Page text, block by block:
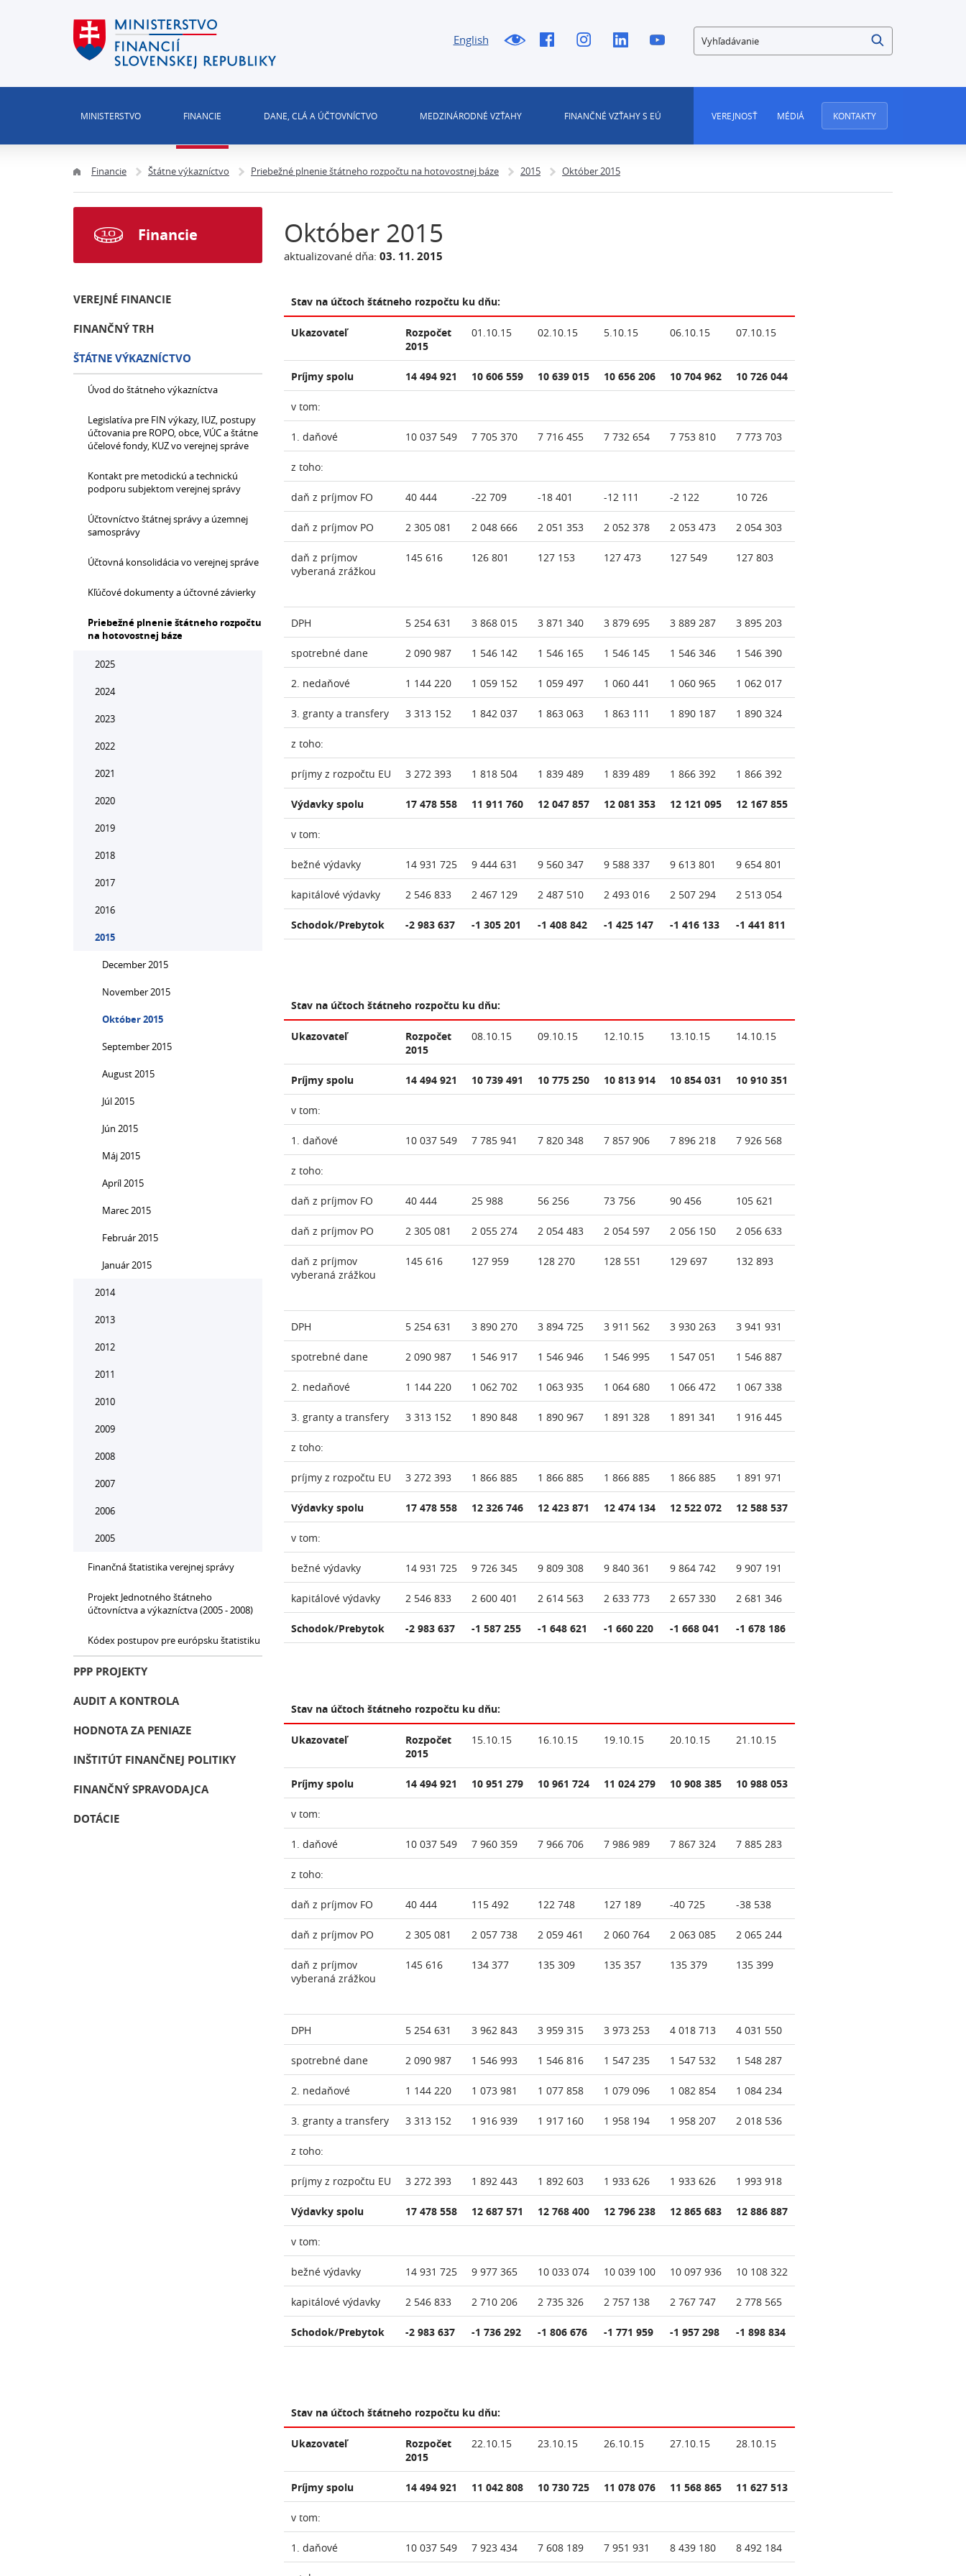
English Vyhľadávanie
MINISTERSTVO FINANCIE DANE, CLÁ A ÚČTOVNÍCTVO MEDZINÁRODNÉ VZŤAHY FINANČNÉ VZŤAHY S EÚ VEREJNOSŤ MÉDIÁ KONTAKTY
Financie Štátne výkazníctvo Priebežné plnenie štátneho rozpočtu na hotovostnej báze 2015 Október 2015
Október 2015
aktualizované dňa: 03. 11. 2015
Stav na účtoch štátneho rozpočtu ku dňu:
Ukazovateľ
Rozpočet
2015
01.10.15 02.10.15 5.10.15 06.10.15 07.10.15
Príjmy spolu 14 494 921 10 606 559 10 639 015 10 656 206 10 704 962 10 726 044
v tom:
1. daňové 10 037 549 7 705 370 7 716 455 7 732 654 7 753 810 7 773 703
z toho:
daň z príjmov FO 40 444 -22 709 -18 401 -12 111 -2 122 10 726
daň z príjmov PO 2 305 081 2 048 666 2 051 353 2 052 378 2 053 473 2 054 303
daň z príjmov
vyberaná zrážkou
145 616 126 801 127 153 127 473 127 549 127 803
DPH 5 254 631 3 868 015 3 871 340 3 879 695 3 889 287 3 895 203
spotrebné dane 2 090 987 1 546 142 1 546 165 1 546 145 1 546 346 1 546 390
2. nedaňové 1 144 220 1 059 152 1 059 497 1 060 441 1 060 965 1 062 017
3. granty a transfery 3 313 152 1 842 037 1 863 063 1 863 111 1 890 187 1 890 324
z toho:
príjmy z rozpočtu EU 3 272 393 1 818 504 1 839 489 1 839 489 1 866 392 1 866 392
Výdavky spolu 17 478 558 11 911 760 12 047 857 12 081 353 12 121 095 12 167 855
v tom:
bežné výdavky 14 931 725 9 444 631 9 560 347 9 588 337 9 613 801 9 654 801
kapitálové výdavky 2 546 833 2 467 129 2 487 510 2 493 016 2 507 294 2 513 054
Schodok/Prebytok -2 983 637 -1 305 201 -1 408 842 -1 425 147 -1 416 133 -1 441 811
Stav na účtoch štátneho rozpočtu ku dňu:
Ukazovateľ
Rozpočet
2015
08.10.15 09.10.15 12.10.15 13.10.15 14.10.15
Príjmy spolu 14 494 921 10 739 491 10 775 250 10 813 914 10 854 031 10 910 351
v tom:
1. daňové 10 037 549 7 785 941 7 820 348 7 857 906 7 896 218 7 926 568
z toho:
daň z príjmov FO 40 444 25 988 56 256 73 756 90 456 105 621
daň z príjmov PO 2 305 081 2 055 274 2 054 483 2 054 597 2 056 150 2 056 633
daň z príjmov
vyberaná zrážkou
145 616 127 959 128 270 128 551 129 697 132 893
DPH 5 254 631 3 890 270 3 894 725 3 911 562 3 930 263 3 941 931
spotrebné dane 2 090 987 1 546 917 1 546 946 1 546 995 1 547 051 1 546 887
2. nedaňové 1 144 220 1 062 702 1 063 935 1 064 680 1 066 472 1 067 338
3. granty a transfery 3 313 152 1 890 848 1 890 967 1 891 328 1 891 341 1 916 445
z toho:
príjmy z rozpočtu EU 3 272 393 1 866 885 1 866 885 1 866 885 1 866 885 1 891 971
Výdavky spolu 17 478 558 12 326 746 12 423 871 12 474 134 12 522 072 12 588 537
v tom:
bežné výdavky 14 931 725 9 726 345 9 809 308 9 840 361 9 864 742 9 907 191
kapitálové výdavky 2 546 833 2 600 401 2 614 563 2 633 773 2 657 330 2 681 346
Schodok/Prebytok -2 983 637 -1 587 255 -1 648 621 -1 660 220 -1 668 041 -1 678 186
Stav na účtoch štátneho rozpočtu ku dňu:
Ukazovateľ
Rozpočet
2015
15.10.15 16.10.15 19.10.15 20.10.15 21.10.15
Príjmy spolu 14 494 921 10 951 279 10 961 724 11 024 279 10 908 385 10 988 053
v tom:
1. daňové 10 037 549 7 960 359 7 966 706 7 986 989 7 867 324 7 885 283
z toho:
daň z príjmov FO 40 444 115 492 122 748 127 189 -40 725 -38 538
daň z príjmov PO 2 305 081 2 057 738 2 059 461 2 060 764 2 063 085 2 065 244
daň z príjmov
vyberaná zrážkou
145 616 134 377 135 309 135 357 135 379 135 399
DPH 5 254 631 3 962 843 3 959 315 3 973 253 4 018 713 4 031 550
spotrebné dane 2 090 987 1 546 993 1 546 816 1 547 235 1 547 532 1 548 287
2. nedaňové 1 144 220 1 073 981 1 077 858 1 079 096 1 082 854 1 084 234
3. granty a transfery 3 313 152 1 916 939 1 917 160 1 958 194 1 958 207 2 018 536
z toho:
príjmy z rozpočtu EU 3 272 393 1 892 443 1 892 603 1 933 626 1 933 626 1 993 918
Výdavky spolu 17 478 558 12 687 571 12 768 400 12 796 238 12 865 683 12 886 887
v tom:
bežné výdavky 14 931 725 9 977 365 10 033 074 10 039 100 10 097 936 10 108 322
kapitálové výdavky 2 546 833 2 710 206 2 735 326 2 757 138 2 767 747 2 778 565
Schodok/Prebytok -2 983 637 -1 736 292 -1 806 676 -1 771 959 -1 957 298 -1 898 834
Stav na účtoch štátneho rozpočtu ku dňu:
Ukazovateľ
Rozpočet
2015
22.10.15 23.10.15 26.10.15 27.10.15 28.10.15
Príjmy spolu 14 494 921 11 042 808 10 730 725 11 078 076 11 568 865 11 627 513
v tom:
1. daňové 10 037 549 7 923 434 7 608 189 7 951 931 8 439 180 8 492 184
Financie
VEREJNÉ FINANCIE
FINANČNÝ TRH
ŠTÁTNE VÝKAZNÍCTVO
Úvod do štátneho výkazníctva
Legislatíva pre FIN výkazy, IUZ, postupy
účtovania pre ROPO, obce, VÚC a štátne
účelové fondy, KUZ vo verejnej správe
Kontakt pre metodickú a technickú
podporu subjektom verejnej správy
Účtovníctvo štátnej správy a územnej
samosprávy
Účtovná konsolidácia vo verejnej správe
Kľúčové dokumenty a účtovné závierky
Priebežné plnenie štátneho rozpočtu
na hotovostnej báze
2025
2024
2023
2022
2021
2020
2019
2018
2017
2016
2015
December 2015
November 2015
Október 2015
September 2015
August 2015
Júl 2015
Jún 2015
Máj 2015
Apríl 2015
Marec 2015
Február 2015
Január 2015
2014
2013
2012
2011
2010
2009
2008
2007
2006
2005
Finančná štatistika verejnej správy
Projekt Jednotného štátneho
účtovníctva a výkazníctva (2005 - 2008)
Kódex postupov pre európsku štatistiku
PPP PROJEKTY
AUDIT A KONTROLA
HODNOTA ZA PENIAZE
INŠTITÚT FINANČNEJ POLITIKY
FINANČNÝ SPRAVODAJCA
DOTÁCIE